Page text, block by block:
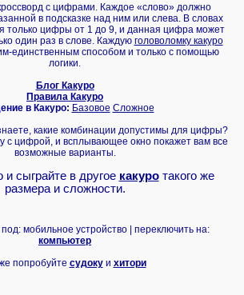
с цифрами. Каждое «слово» должно
в подсказке над ним или слева. В словах
только цифры от 1 до 9, и данная цифра может
один раз в слове. Каждую головоломку какуро
единственным способом и только с помощью
логики.
Блог Какуро
Правила Какуро
в Какуро: Базовое Сложное
какие комбинации допустимы для цифры?
с цифрой, и всплывающее окно покажет вам все
возможные варианты.
и сыграйте в другое какуротакого же
размера и сложности.
мобильное устройство | переключить на:
компьютер
попробуйте судокуи хитори